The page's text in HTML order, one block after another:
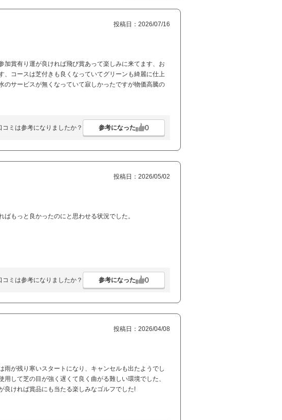
投稿日：2026/07/16
賞有り運が良ければ飛び賞あって楽しみに来てます、お
、コースは芝付きも良くなっていてグリーンも綺麗に仕上
のサービスが無くなっていて寂しかったですが物価高騰の
コミは参考になりましたか？ 参考になった 0
投稿日：2026/05/02
もっと良かったのにと思わせる状況でした。
コミは参考になりましたか？ 参考になった 0
投稿日：2026/04/08
が残り寒いスタートになり、キャンセルも出たようでし
して芝の目が強く遅くて良く曲がる難しい環境でした、
良ければ賞品にも当たる楽しみなゴルフでした!